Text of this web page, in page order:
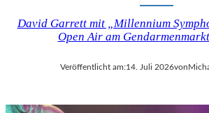
David Garrett mit „Millennium
Open Air am
Veröffentlicht am:14. Juli 2026von